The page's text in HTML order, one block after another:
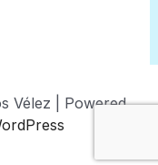
Vélez | Powered